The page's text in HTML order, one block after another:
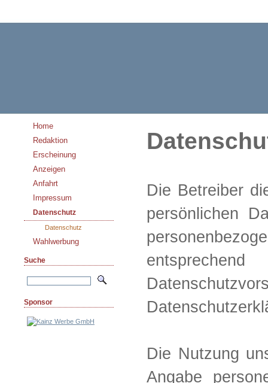
Home
Redaktion
Erscheinung
Anzeigen
Anfahrt
Impressum
Datenschutz
Datenschutz
Wahlwerbung
Suche
Sponsor
Die Betreiber
persönlichen
Die Nutzung
Angabe